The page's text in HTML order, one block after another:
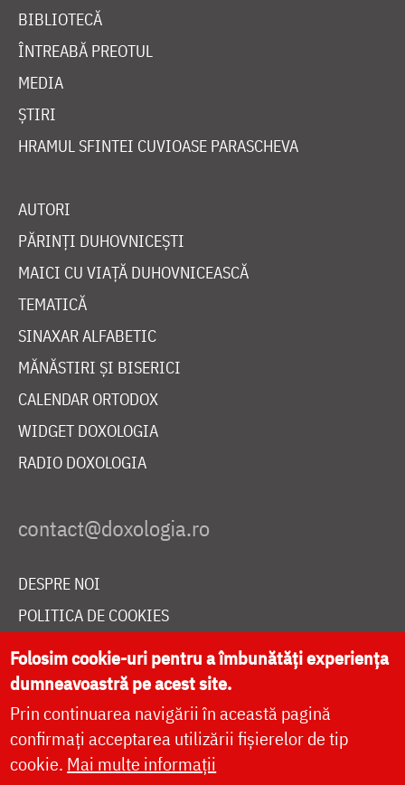
BIBLIOTECĂ
ÎNTREABĂ PREOTUL
MEDIA
ȘTIRI
HRAMUL SFINTEI CUVIOASE PARASCHEVA
AUTORI
PĂRINȚI DUHOVNICEȘTI
MAICI CU VIAȚĂ DUHOVNICEASCĂ
TEMATICĂ
SINAXAR ALFABETIC
MĂNĂSTIRI ȘI BISERICI
CALENDAR ORTODOX
WIDGET DOXOLOGIA
RADIO DOXOLOGIA
DESPRE NOI
POLITICA DE COOKIES
DONEAZĂ ONLINE PENTRU CATEDRALA NAȚIONALĂ
LIVE
Folosim cookie-uri pentru a îmbunătăți experiența
dumneavoastră pe acest site.
Prin continuarea navigării în această pagină
confirmați acceptarea utilizării fișierelor de tip
cookie. Mai multe informații